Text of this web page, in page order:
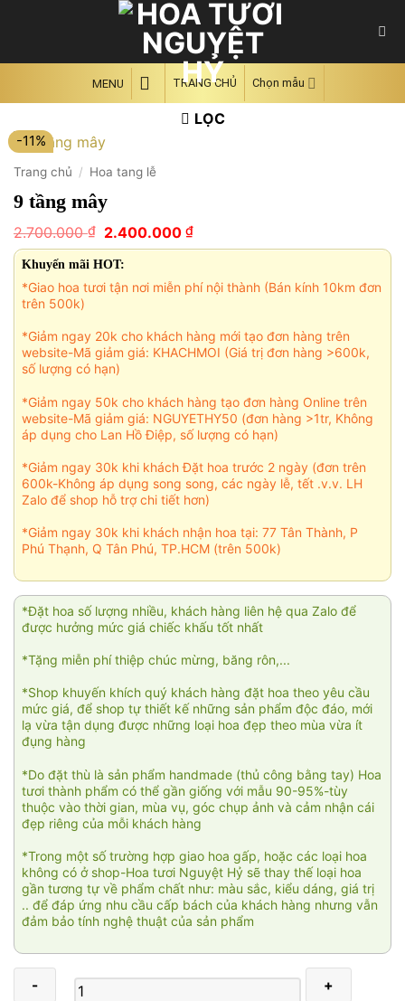
MENU TRANG CHỦ Chọn mẫu
LỌC
-11%
Trang chủ / Hoa tang lễ
9 tầng mây
2.700.000₫ Giá
gốc
là:
2.700.000 ₫.
2.400.000 ₫Giá
hiện
2.400.000 ₫.
Khuyến mãi HOT:
*Giao hoa tươi tận nơi miễn phí nội thành (Bán kính 10km đơn
trên 500k)
*Giảm ngay 20k cho khách hàng mới tạo đơn hàng trên
website-Mã giảm giá: KHACHMOI (Giá trị đơn hàng >600k,
số lượng có hạn)
*Giảm ngay 50k cho khách hàng tạo đơn hàng Online trên
website-Mã giảm giá: NGUYETHY50 (đơn hàng >1tr, Không
áp dụng cho Lan Hồ Điệp, số lượng có hạn)
*Giảm ngay 30k khi khách Đặt hoa trước 2 ngày (đơn trên
600k-Không áp dụng song song, các ngày lễ, tết .v.v. LH
Zalo để shop hỗ trợ chi tiết hơn)
*Giảm ngay 30k khi khách nhận hoa tại: 77 Tân Thành, P
Phú Thạnh, Q Tân Phú, TP.HCM (trên 500k)
*Đặt hoa số lượng nhiều, khách hàng liên hệ qua Zalo để
được hưởng mức giá chiếc khấu tốt nhất
*Tặng miễn phí thiệp chúc mừng, băng rôn,...
*Shop khuyến khích quý khách hàng đặt hoa theo yêu cầu
mức giá, để shop tự thiết kế những sản phẩm độc đáo, mới
lạ vừa tận dụng được những loại hoa đẹp theo mùa vừa ít
đụng hàng
*Do đặt thù là sản phẩm handmade (thủ công bằng tay) Hoa
tươi thành phẩm có thể gần giống với mẫu 90-95%-tùy
thuộc vào thời gian, mùa vụ, góc chụp ảnh và cảm nhận cái
đẹp riêng của mỗi khách hàng
*Trong một số trường hợp giao hoa gấp, hoặc các loại hoa
không có ở shop-Hoa tươi Nguyệt Hỷ sẽ thay thế loại hoa
gần tương tự về phẩm chất như: màu sắc, kiểu dáng, giá trị
.. để đáp ứng nhu cầu cấp bách của khách hàng nhưng vẫn
đảm bảo tính nghệ thuật của sản phẩm